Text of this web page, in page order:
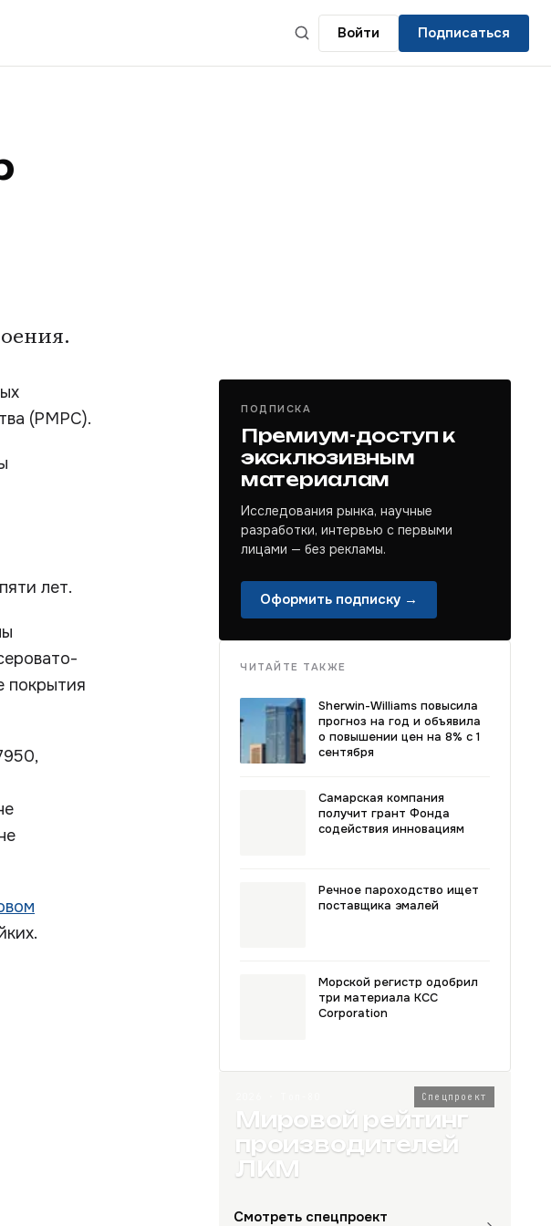
Войти Подписаться
(РМРС).
лет.
покрытия
ПОДПИСКА
Премиум-доступ к
эксклюзивным
материалам
Исследования рынка, научные
разработки, интервью с первыми
лицами — без рекламы.
Оформить подписку →
ЧИТАЙТЕ ТАКЖЕ
Sherwin-Williams повысила
прогноз на год и объявила
о повышении цен на 8% с 1
сентября
Самарская компания
получит грант Фонда
содействия инновациям
Речное пароходство ищет
поставщика эмалей
Морской регистр одобрил
три материала KCC
Corporation
Спецпроект
Мировой рейтинг
производителей
ЛКМ
Смотреть спецпроект